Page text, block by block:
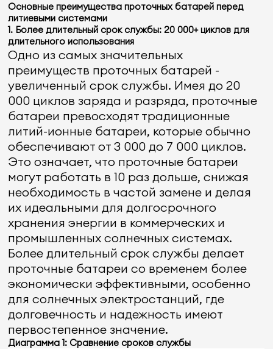
Основные преимущества проточных батарей перед
литиевыми системами
1. Более длительный срок службы: 20 000+ циклов для
длительного использования
Одно из самых значительных
преимуществ проточных батарей -
увеличенный срок службы. Имея до 20
000 циклов заряда и разряда, проточные
батареи превосходят традиционные
литий-ионные батареи, которые обычно
обеспечивают от 3 000 до 7 000 циклов.
Это означает, что проточные батареи
могут работать в 10 раз дольше, снижая
необходимость в частой замене и делая
их идеальными для долгосрочного
хранения энергии в коммерческих и
промышленных солнечных системах.
Более длительный срок службы делает
проточные батареи со временем более
экономически эффективными, особенно
для солнечных электростанций, где
долговечность и надежность имеют
первостепенное значение.
Диаграмма 1: Сравнение сроков службы